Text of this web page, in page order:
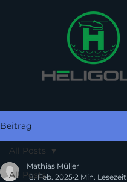
Beitrag
All Posts
All Posts
Mathias Müller
18. Feb. 2025 2 Min. Lesezeit